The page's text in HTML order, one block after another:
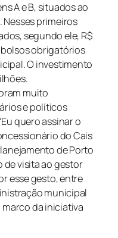
A e B, situados ao
primeiros
segundo ele, R$
obrigatórios
O investimento
muito
e políticos
quero assinar o
do Cais
de Porto
de visita ao gestor
esse gesto, entre
municipal
da iniciativa